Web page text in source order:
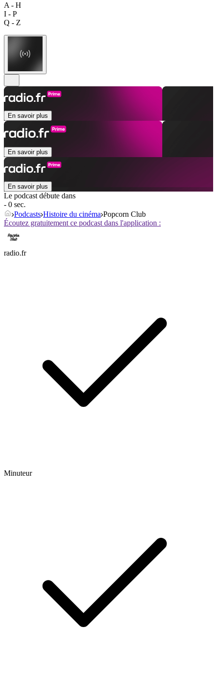
A - H
I - P
Q - Z
En savoir plus
En savoir plus
En savoir plus
Le podcast débute dans
- 0 sec.
Podcasts Histoire du cinéma Popcorn Club
Écoutez gratuitement ce podcast dans l'application :
radio.fr
Minuteur